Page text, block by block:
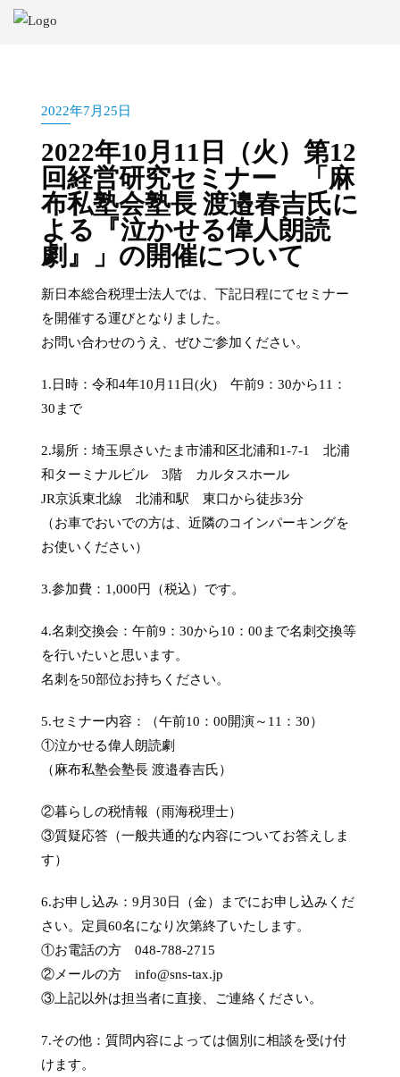
2022年7月25日
2022年10月11日（火）第12
回経営研究セミナー 「麻
布私塾会塾長 渡邉春吉氏に
よる『泣かせる偉人朗読
劇』」の開催について
新日本総合税理士法人では、下記日程にてセミナー
を開催する運びとなりました。
お問い合わせのうえ、ぜひご参加ください。
1.日時：令和4年10月11日(火) 午前9：30から11：
30まで
2.場所：埼玉県さいたま市浦和区北浦和1-7-1 北浦
和ターミナルビル 3階 カルタスホール
JR京浜東北線 北浦和駅 東口から徒歩3分
（お車でおいでの方は、近隣のコインパーキングを
お使いください）
3.参加費：1,000円（税込）です。
4.名刺交換会：午前9：30から10：00まで名刺交換等
を行いたいと思います。
名刺を50部位お持ちください。
5.セミナー内容：（午前10：00開演～11：30）
①泣かせる偉人朗読劇
（麻布私塾会塾長 渡邉春吉氏）
②暮らしの税情報（雨海税理士）
③質疑応答（一般共通的な内容についてお答えしま
す）
6.お申し込み：9月30日（金）までにお申し込みくだ
さい。定員60名になり次第終了いたします。
①お電話の方 048-788-2715
②メールの方 info@sns-tax.jp
③上記以外は担当者に直接、ご連絡ください。
7.その他：質問内容によっては個別に相談を受け付
けます。